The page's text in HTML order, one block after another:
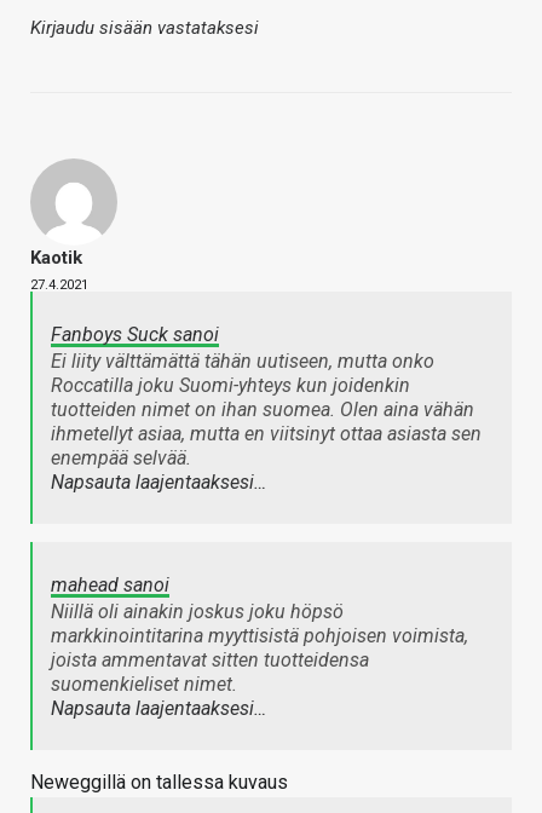
Kirjaudu sisään vastataksesi
Kaotik
27.4.2021
Fanboys Suck sanoi
Ei liity välttämättä tähän uutiseen, mutta onko
Roccatilla joku Suomi-yhteys kun joidenkin
tuotteiden nimet on ihan suomea. Olen aina vähän
ihmetellyt asiaa, mutta en viitsinyt ottaa asiasta sen
enempää selvää.
Napsauta laajentaaksesi…
mahead sanoi
Niillä oli ainakin joskus joku höpsö
markkinointitarina myyttisistä pohjoisen voimista,
joista ammentavat sitten tuotteidensa
suomenkieliset nimet.
Napsauta laajentaaksesi…
Neweggillä on tallessa kuvaus